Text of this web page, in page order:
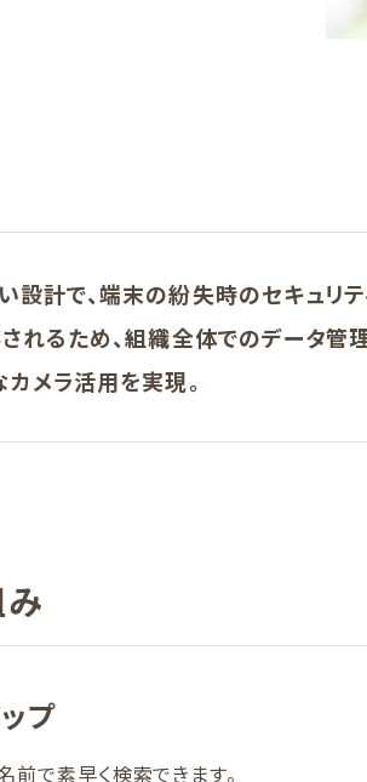
計で、端末の紛失時のセキュリテ
れるため、組織全体でのデータ管
メラ活用を実現。
プ
で素早く検索できます。